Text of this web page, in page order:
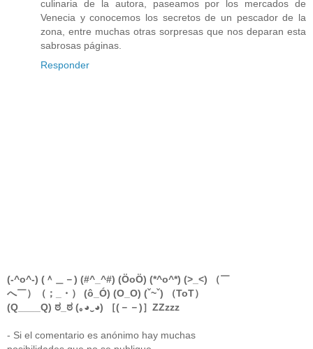
culinaria de la autora, paseamos por los mercados de
Venecia y conocemos los secretos de un pescador de la
zona, entre muchas otras sorpresas que nos deparan esta
sabrosas páginas.
Responder
(-^o^-) (＾＿－) (#^_^#) (ÖoÖ) (*^o^*) (>_<) （￣
へ￣）（；_・） (ô_Ó) (O_O) (ˇ~ˇ) （ToT）
(Q____Q) ಠ_ಠ (｡◕‿◕) ［(－－)］ZZzzz
- Si el comentario es anónimo hay muchas